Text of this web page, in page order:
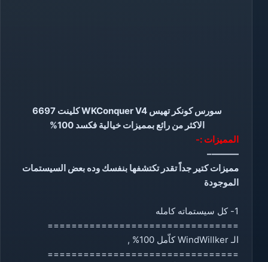
سورس كونكر تهيس WKConquer V4 كلينت 6697
الاكثر من رائع بمميزات خيالية فكسد 100%
المميزات :-
———–
مميزات كتير جداً تقدر تكتشفها بنفسك وده بعض السيستمات
الموجودة
1- كل سيستماته كامله
================================
الـ WindWillker كاّمل 100% ,
================================